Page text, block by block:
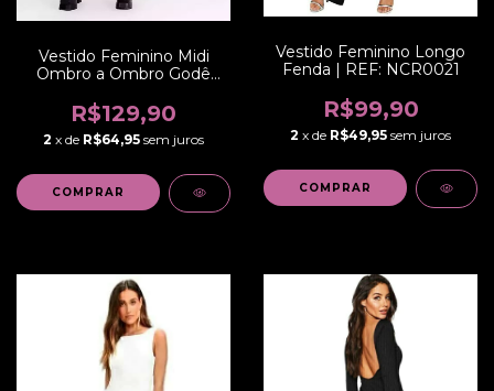
Vestido Feminino Midi
Ombro a Ombro Godê
R$129,90
2 x de R$64,95 sem juros
COMPRAR
Vestido Feminino Longo
Fenda | REF: NCR0021
R$99,90
2 x de R$49,95 sem juros
COMPRAR